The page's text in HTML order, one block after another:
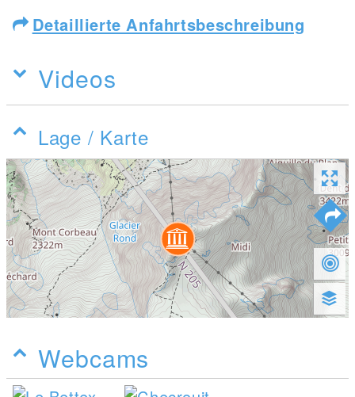
Detaillierte Anfahrtsbeschreibung
Videos
Lage / Karte
Webcams